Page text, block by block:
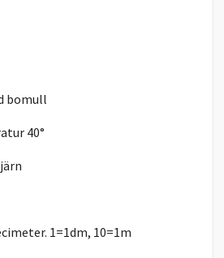
bomull
40°
1=1dm, 10=1m